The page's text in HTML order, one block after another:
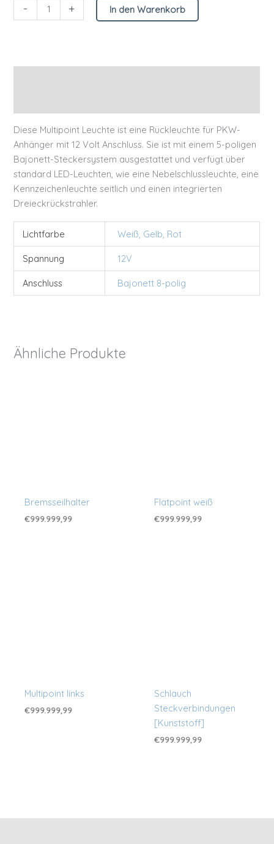
- + In den Warenkorb
Diese Multipoint Leuchte ist eine Rückleuchte für PKW-
Anhänger mit 12 Volt Anschluss. Sie ist mit einem 5-poligen
Bajonett-Steckersystem ausgestattet und verfügt über
standard LED-Leuchten, wie eine Nebelschlussleuchte, eine
Kennzeichenleuchte seitlich und einen integrierten
Dreieckrückstrahler.
Lichtfarbe Weiß, Gelb, Rot
Spannung 12V
Anschluss Bajonett 8-polig
Ähnliche Produkte
Bremsseilhalter
€999.999,99
Flatpoint weiß
€999.999,99
Multipoint links
€999.999,99
Schlauch
Steckverbindungen
[Kunststoff]
€999.999,99